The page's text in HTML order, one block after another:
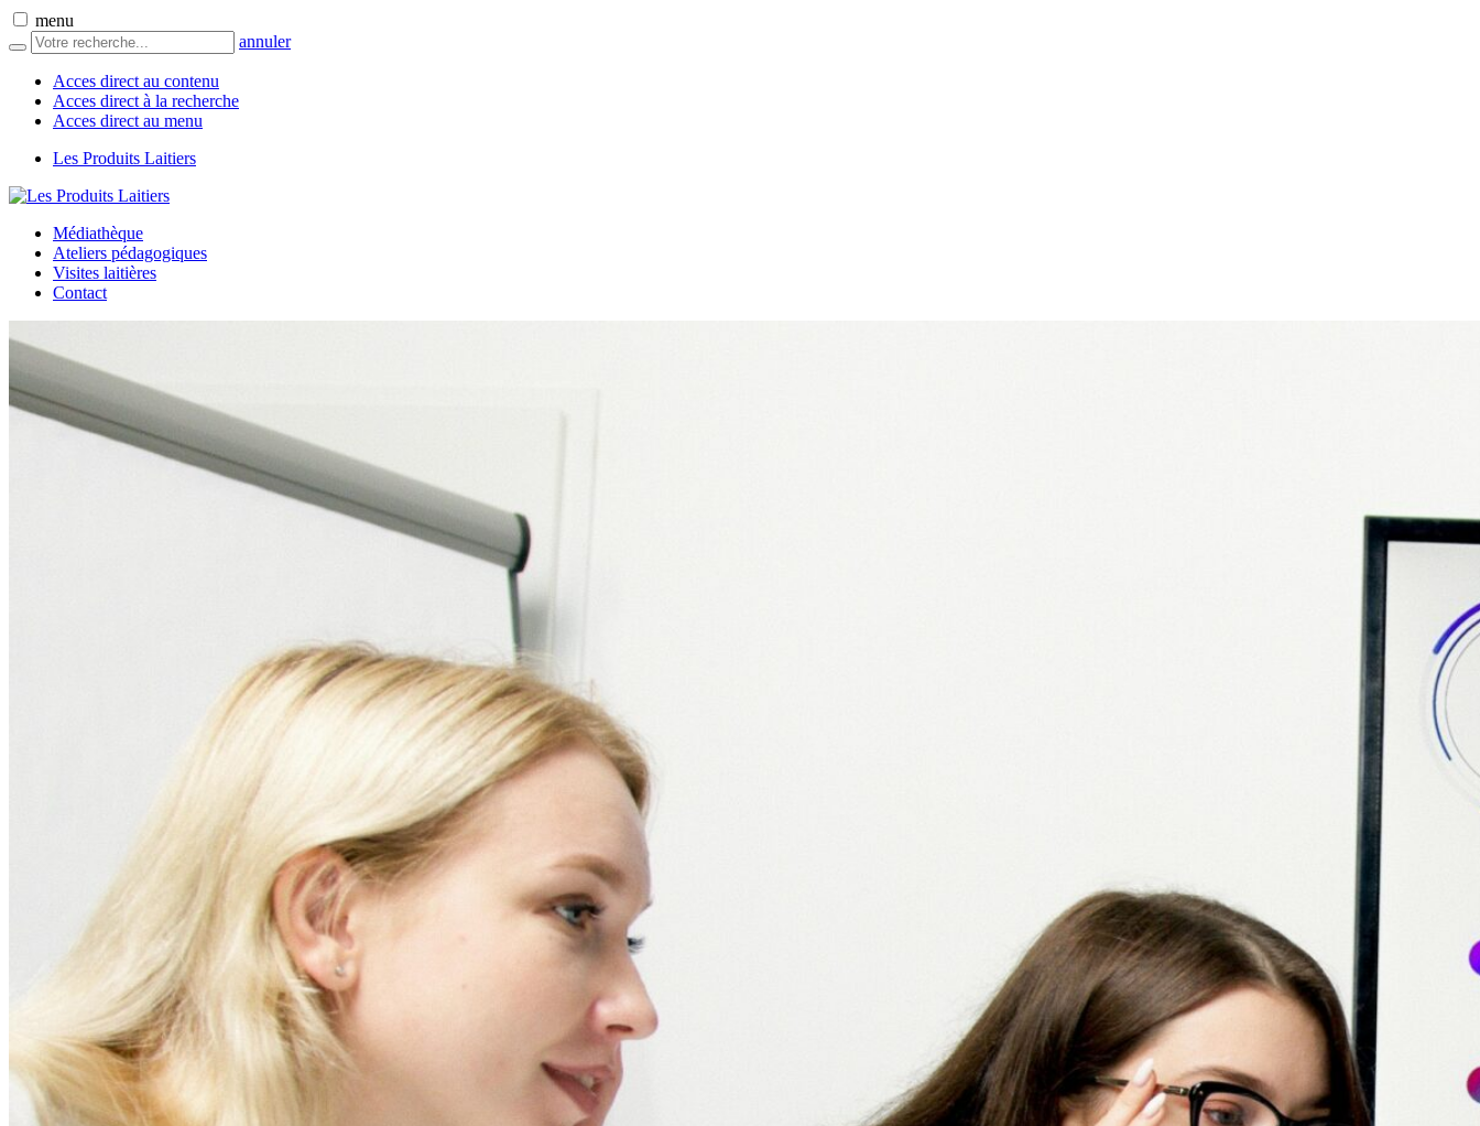
menu
annuler
Acces direct au contenu
Acces direct à la recherche
Acces direct au menu
Les Produits Laitiers
Médiathèque
Ateliers pédagogiques
Visites laitières
Contact